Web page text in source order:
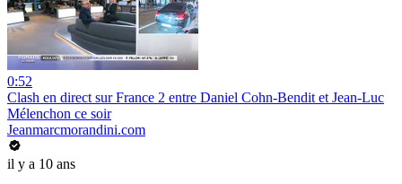
0:52
Clash en direct sur France 2 entre Daniel Cohn-Bendit et Jean-Luc
Mélenchon ce soir
Jeanmarcmorandini.com
il y a 10 ans